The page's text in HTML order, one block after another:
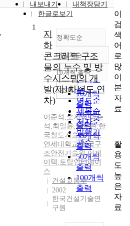
내보내기
내책장담기
한글로보기
정확도순
정확도
순
인기도
순
연도순
제목순
저자순
발행기
관순
내림차순
내림차순
10개씩 출력
10개씩
출력
20개씩
출력
30개씩
출력
50개씩
출력
100개씩
출력
조회
1
지
하
콘크리트 구조
물의 누수 및 방
수시스템의 개
발(제1차년도 연
차)
이준석 ,오지택,방춘
석 ,최일윤,남보현,한
국철도기술연구원,
연세대학교,한국구
조안전기술원,이제
이텍 ,토탈인터페이
스
건설교통부
2002
한국건설기술연
구원
이
검
색
어
로
많
이
본
자
료
활
용
도
높
은
자
료